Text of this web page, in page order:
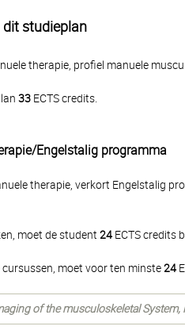
dit studieplan
therapie, profiel manuele
33 ECTS credits.
Engelstalig programma
therapie, verkort Engelstalig
moet de student 24 ECTS credits
moet voor ten minste24
of the musculoskeletal